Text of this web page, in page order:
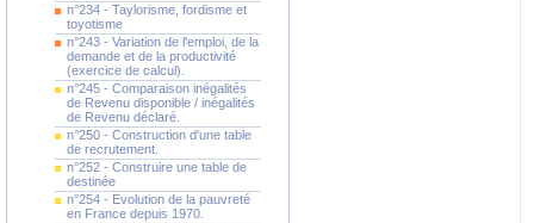
n°234 - Taylorisme, fordisme et
toyotisme
n°243 - Variation de l'emploi, de la
demande et de la productivité
(exercice de calcul).
n°245 - Comparaison inégalités
de Revenu disponible / inégalités
de Revenu déclaré.
n°250 - Construction d'une table
de recrutement.
n°252 - Construire une table de
destinée
n°254 - Evolution de la pauvreté
en France depuis 1970.